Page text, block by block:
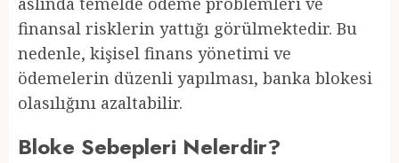
finansal risklerin yattığı görülmektedir. Bu
nedenle, kişisel finans yönetimi ve
ödemelerin düzenli yapılması, banka blokesi
olasılığını azaltabilir.
Bloke Sebepleri Nelerdir?